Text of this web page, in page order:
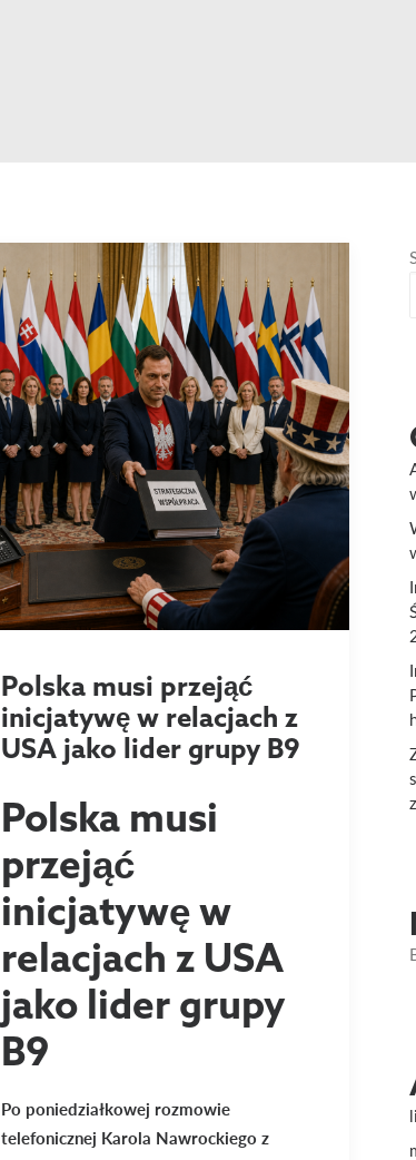
Polska musi przejąć
inicjatywę w relacjach z
USA jako lider grupy B9
Polska musi
przejąć
inicjatywę w
relacjach z USA
jako lider grupy
B9
Po poniedziałkowej rozmowie
telefonicznej Karola Nawrockiego z